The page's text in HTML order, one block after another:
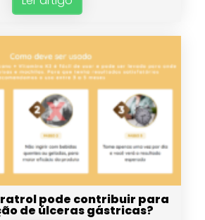
pode contribuir para
de úlceras gástricas?